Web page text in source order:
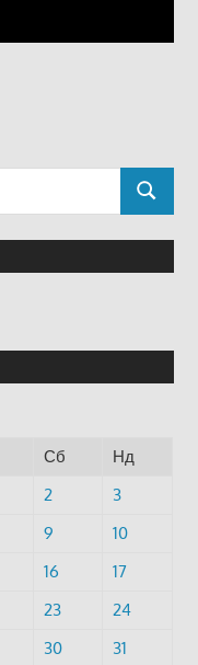
Сб
Нд
2
3
9
10
16
17
23
24
30 31